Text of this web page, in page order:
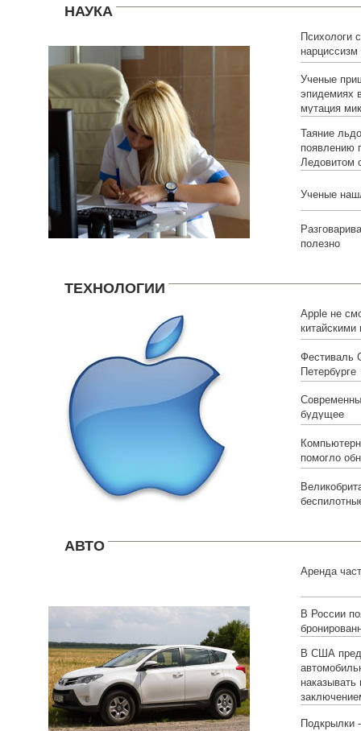
НАУКА
Психологи
одного
Ученые
эпидемиях
мутация
Таяние
появлению
Ледовитом
Ученые
полезно
ТЕХНОЛОГИИ
Apple не
китайскими
Фестиваль
Петербурге
будущее
помогло
АВТО
Аренда
В России
В США
Подкрылки